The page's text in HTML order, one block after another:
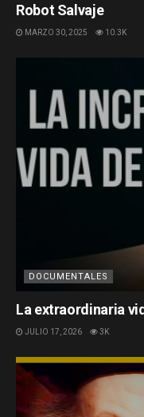
Robot Salvaje
MARZO 30, 2025 10.3K
DOCUMENTALES
La extraordinaria
JULIO 17, 2026 3K